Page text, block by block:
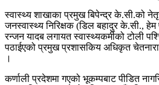
स्वास्थ्य शाखाका प्रमुख बिपेन्द्र के.सी.को
जनस्वास्थ्य निरिक्षक (डिल बहादुर के.सी.,
रन्जन यादब लगायत स्वास्थ्यकर्मीको टोली
पठाईएको प्रमुख प्रशासकिय अधिकृत
।
कर्णाली प्रदेशमा गएको भूकम्पबाट पीडित